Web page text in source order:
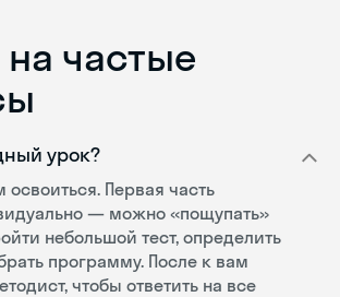
частые
урок?
освоиться. Первая часть
— можно «пощупать»
небольшой тест, определить
программу. После к вам
чтобы ответить на все